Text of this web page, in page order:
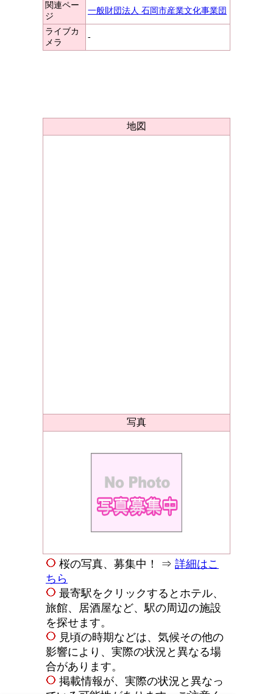
関連ペー
ジ
一般財団法人 石岡市産業文化事業団
ライブカ
メラ
-
地図
写真
桜の写真、募集中！ ⇒ 詳細はこ
ちら
最寄駅をクリックするとホテル、
旅館、居酒屋など、駅の周辺の施設
を探せます。
見頃の時期などは、気候その他の
影響により、実際の状況と異なる場
合があります。
掲載情報が、実際の状況と異なっ